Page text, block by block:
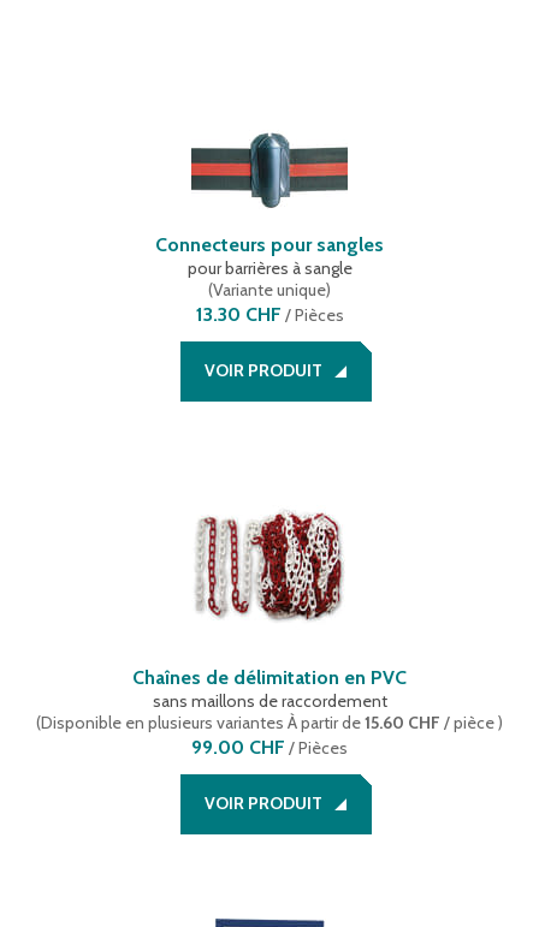
Connecteurs pour sangles
pour barrières à sangle
(Variante unique)
13.30 CHF /Pièces
VOIR PRODUIT
Chaînes de délimitation en PVC
sans maillons de raccordement
(Disponible en plusieurs variantes À partir de15.60 CHF / pièce)
99.00 CHF /Pièces
VOIR PRODUIT